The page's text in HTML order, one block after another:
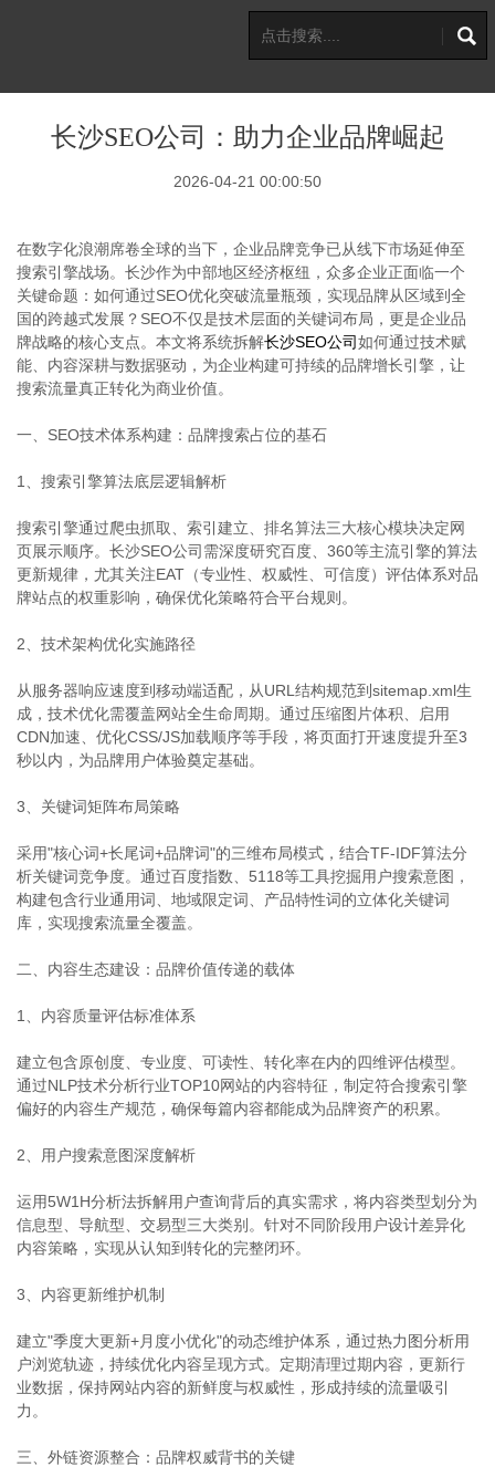
长沙SEO公司：助力企业品牌崛起
2026-04-21 00:00:50
在数字化浪潮席卷全球的当下，企业品牌竞争已从线下市场延伸至
搜索引擎战场。长沙作为中部地区经济枢纽，众多企业正面临一个
关键命题：如何通过SEO优化突破流量瓶颈，实现品牌从区域到全
国的跨越式发展？SEO不仅是技术层面的关键词布局，更是企业品
牌战略的核心支点。本文将系统拆解长沙SEO公司如何通过技术赋
能、内容深耕与数据驱动，为企业构建可持续的品牌增长引擎，让
搜索流量真正转化为商业价值。
一、SEO技术体系构建：品牌搜索占位的基石
1、搜索引擎算法底层逻辑解析
搜索引擎通过爬虫抓取、索引建立、排名算法三大核心模块决定网
页展示顺序。长沙SEO公司需深度研究百度、360等主流引擎的算法
更新规律，尤其关注EAT（专业性、权威性、可信度）评估体系对品
牌站点的权重影响，确保优化策略符合平台规则。
2、技术架构优化实施路径
从服务器响应速度到移动端适配，从URL结构规范到sitemap.xml生
成，技术优化需覆盖网站全生命周期。通过压缩图片体积、启用
CDN加速、优化CSS/JS加载顺序等手段，将页面打开速度提升至3
秒以内，为品牌用户体验奠定基础。
3、关键词矩阵布局策略
采用"核心词+长尾词+品牌词"的三维布局模式，结合TF-IDF算法分
析关键词竞争度。通过百度指数、5118等工具挖掘用户搜索意图，
构建包含行业通用词、地域限定词、产品特性词的立体化关键词
库，实现搜索流量全覆盖。
二、内容生态建设：品牌价值传递的载体
1、内容质量评估标准体系
建立包含原创度、专业度、可读性、转化率在内的四维评估模型。
通过NLP技术分析行业TOP10网站的内容特征，制定符合搜索引擎
偏好的内容生产规范，确保每篇内容都能成为品牌资产的积累。
2、用户搜索意图深度解析
运用5W1H分析法拆解用户查询背后的真实需求，将内容类型划分为
信息型、导航型、交易型三大类别。针对不同阶段用户设计差异化
内容策略，实现从认知到转化的完整闭环。
3、内容更新维护机制
建立"季度大更新+月度小优化"的动态维护体系，通过热力图分析用
户浏览轨迹，持续优化内容呈现方式。定期清理过期内容，更新行
业数据，保持网站内容的新鲜度与权威性，形成持续的流量吸引
力。
三、外链资源整合：品牌权威背书的关键